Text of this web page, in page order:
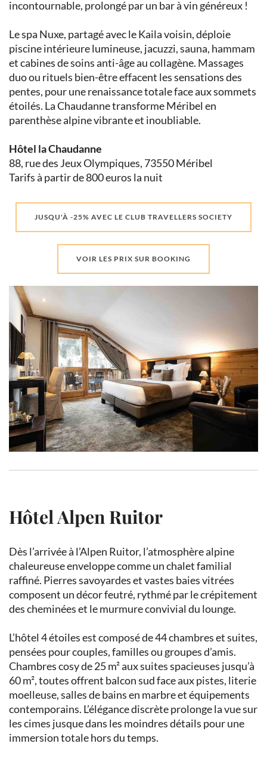
incontournable, prolongé par un bar à vin généreux !
Le spa Nuxe, partagé avec le Kaila voisin, déploie
piscine intérieure lumineuse, jacuzzi, sauna, hammam
et cabines de soins anti-âge au collagène. Massages
duo ou rituels bien-être effacent les sensations des
pentes, pour une renaissance totale face aux sommets
étoilés. La Chaudanne transforme Méribel en
parenthèse alpine vibrante et inoubliable.
Hôtel la Chaudanne
88, rue des Jeux Olympiques, 73550 Méribel
Tarifs à partir de 800 euros la nuit
JUSQU'À -25% AVEC LE CLUB TRAVELLERS SOCIETY
VOIR LES PRIX SUR BOOKING
Hôtel Alpen Ruitor
Dès l’arrivée à l’Alpen Ruitor, l’atmosphère alpine
chaleureuse enveloppe comme un chalet familial
raffiné. Pierres savoyardes et vastes baies vitrées
composent un décor feutré, rythmé par le crépitement
des cheminées et le murmure convivial du lounge.
L’hôtel 4 étoiles est composé de 44 chambres et suites,
pensées pour couples, familles ou groupes d’amis.
Chambres cosy de 25 m² aux suites spacieuses jusqu’à
60 m², toutes offrent balcon sud face aux pistes, literie
moelleuse, salles de bains en marbre et équipements
contemporains. L’élégance discrète prolonge la vue sur
les cimes jusque dans les moindres détails pour une
immersion totale hors du temps.